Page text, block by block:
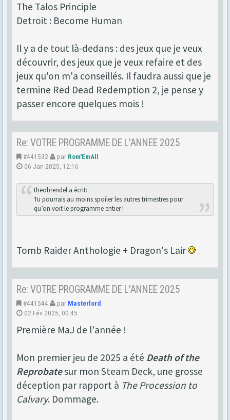
The Talos Principle
Detroit : Become Human
Il y a de tout là-dedans : des jeux que je veux
découvrir, des jeux que je veux refaire et des
jeux qu'on m'a conseillés. Il faudra aussi que je
termine Red Dead Redemption 2, je pense y
passer encore quelques mois !
Re: VOTRE PROGRAMME DE L'ANNEE 2025
#441532 par Rom'EmAll
06 Jan 2025, 12:16
theobrendel a écrit:
Tu pourrais au moins spoiler les autres trimestres pour
qu’on voit le programme entier !
Tomb Raider Anthologie + Dragon's Lair
Re: VOTRE PROGRAMME DE L'ANNEE 2025
#441544 par Masterlord
02 Fév 2025, 00:45
Première MaJ de l'année !
Mon premier jeu de 2025 a été Death of the
Reprobatesur mon Steam Deck, une grosse
déception par rapport à The Procession to
Calvary. Dommage.